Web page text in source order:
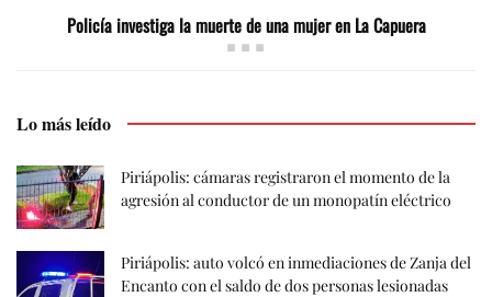
Policía investiga la muerte de una mujer en La Capuera
Lo más leído
Piriápolis: cámaras registraron el momento de la
agresión al conductor de un monopatín eléctrico
Piriápolis: auto volcó en inmediaciones de Zanja del
Encanto con el saldo de dos personas lesionadas